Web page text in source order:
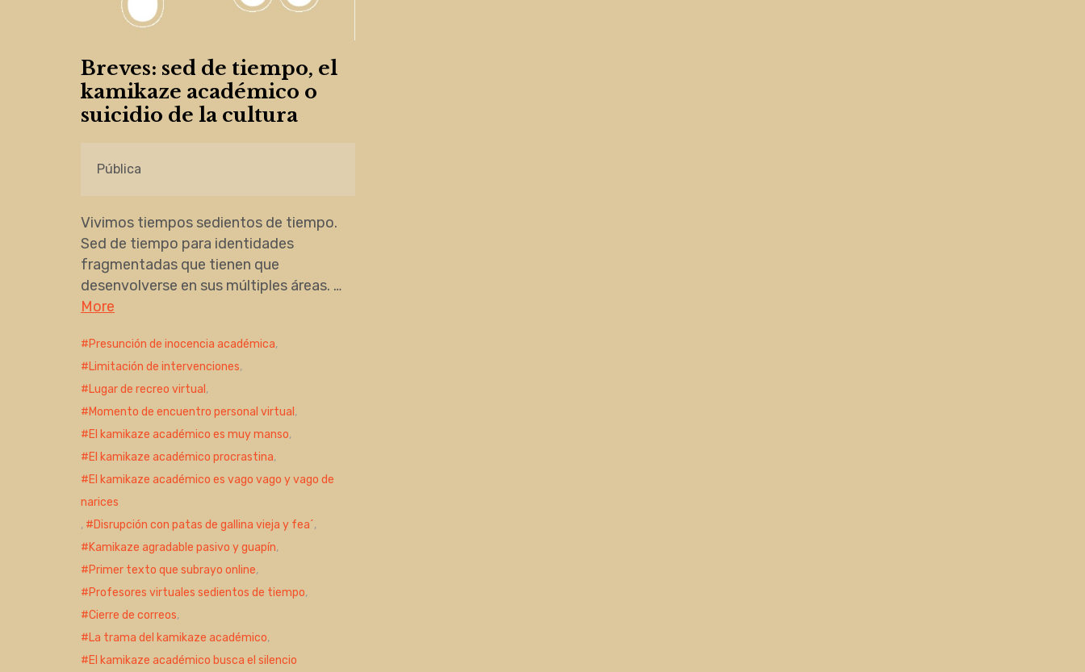
Breves: sed de tiempo, el
kamikaze académico o
suicidio de la cultura
Pública
Vivimos tiempos sedientos de tiempo.
Sed de tiempo para identidades
fragmentadas que tienen que
desenvolverse en sus múltiples áreas. …
More
Presunción de inocencia académica,
Limitación de intervenciones,
Lugar de recreo virtual ,
Momento de encuentro personal virtual ,
El kamikaze académico es muy manso,
El kamikaze académico procrastina,
El kamikaze académico es vago vago y vago de
narices
,
Disrupción con patas de gallina vieja y fea´,
Kamikaze agradable pasivo y guapín,
Primer texto que subrayo online,
Profesores virtuales sedientos de tiempo,
Cierre de correos,
La trama del kamikaze académico,
El kamikaze académico busca el silencio